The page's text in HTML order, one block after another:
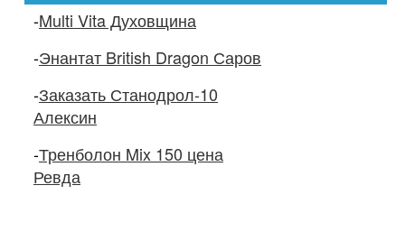
-Multi Vita Духовщина
-Энантат British Dragon Саров
-Заказать Станодрол-10
Алексин
-Тренболон Mix 150 цена
Ревда